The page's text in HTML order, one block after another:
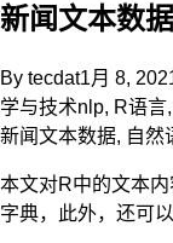
新闻文本数据
By tecdat1月 8,
学与技术nlp, R语言,
新闻文本数据, 自然
本文对R中的文本
字典，此外，还可